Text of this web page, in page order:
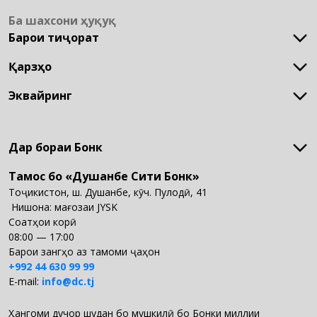
МХБ
Филиалҳо
Банкоматҳо
Ба шахсони ҳуқуқӣ
Барои тиҷорат
Кушодани суратхисоб
Қарзҳо
Қарз барои рушди тиҷорат
Эквайринг
Дар бораи Бонк
Дар бораи Бонк
Таърихи мо
Арзишҳои мо
Дастовардҳои мо
Маҳсулот ва хидматҳои мо
Ҳуҷҷатҳо
Ҳисоботҳо
Вакансия
Тамос бо «Душанбе Сити Бонк»
Тоҷикистон, ш. Душанбе, кӯч. Пулодӣ, 41
Нишона: мағозаи JYSK
Соатҳои корӣ
08:00 — 17:00
Барои зангҳо аз тамоми ҷаҳон
+992 44 630 99 99
E-mail: info@dc.tj
Ҳангоми дучор шудан бо мушкилӣ бо Бонки миллии